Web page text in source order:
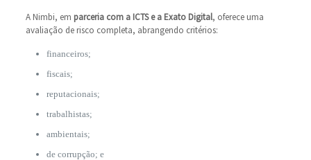
A Nimbi, em parceria com a ICTS e a Exato Digital, oferece uma
avaliação de risco completa, abrangendo critérios:
financeiros;
fiscais;
reputacionais;
trabalhistas;
ambientais;
de corrupção; e